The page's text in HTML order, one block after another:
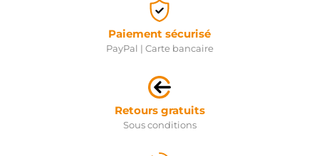
Paiement sécurisé
PayPal | Carte bancaire
Retours gratuits
Sous conditions